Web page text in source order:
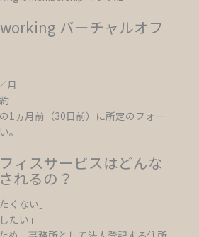
バーチャルオフ
月
1ヵ月前（30日前）に所定のフォー
。
ィスサービスはどんな
れるの？
くない」
たい」